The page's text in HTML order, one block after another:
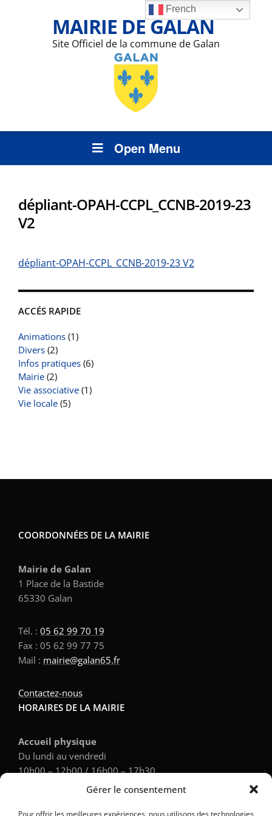
Gérer le consentement
Pour offrir les meilleures expériences, nous utilisons des technologies
MAIRIE DE GALAN
Site Officiel de la commune de Galan
Open Menu
ACCÉS RAPIDE
Animations (1)
Divers (2)
Infos pratiques (6)
Mairie (2)
Vie associative (1)
Vie locale (5)
dépliant-OPAH-CCPL_CCNB-2019-23
V2
dépliant-OPAH-CCPL_CCNB-2019-23 V2
COORDONNÉES DE LA MAIRIE
Mairie de Galan
1 Place de la Bastide
65330 Galan
Tél. : 05 62 99 70 19
Fax : 05 62 99 77 75
Mail : mairie@galan65.fr
Contactez-nous
HORAIRES DE LA MAIRIE
Accueil physique
Du lundi au vendredi
10h00 – 12h00 / 16h00 – 17h30
French